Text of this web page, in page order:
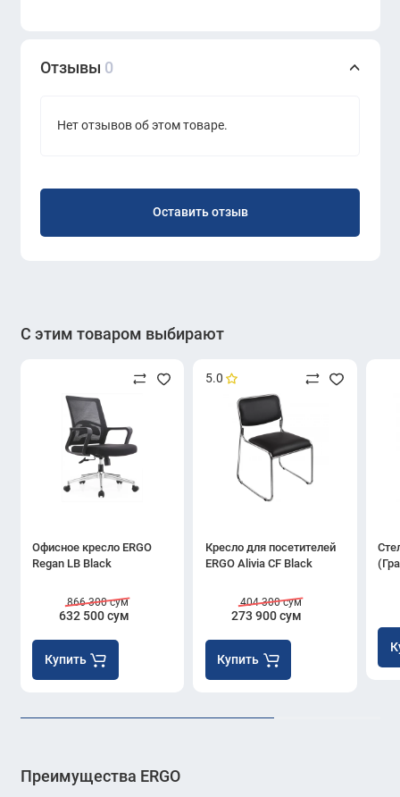
Отзывы 0
Нет отзывов об этом товаре.
Оставить отзыв
С этим товаром выбирают
Офисное кресло ERGO
Regan LB Black
632 500 сум
866 300 сум
Купить
5.0
Кресло для посетителей
ERGO Alivia CF Black
273 900 сум
404 300 сум
Купить
Преимущества ERGO